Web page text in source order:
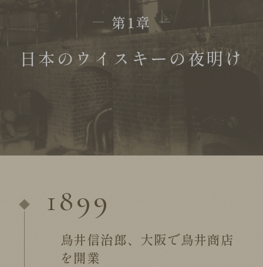
第1章
日本のウイスキーの夜明け
1899
鳥井信治郎、大阪で鳥井商店
を開業